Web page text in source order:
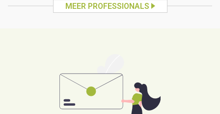
MEER PROFESSIONALS